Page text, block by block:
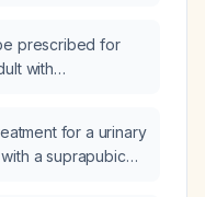
prescribed for
with
for a urinary
a suprapubic